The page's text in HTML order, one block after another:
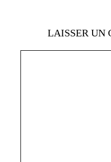
LAISSER UN